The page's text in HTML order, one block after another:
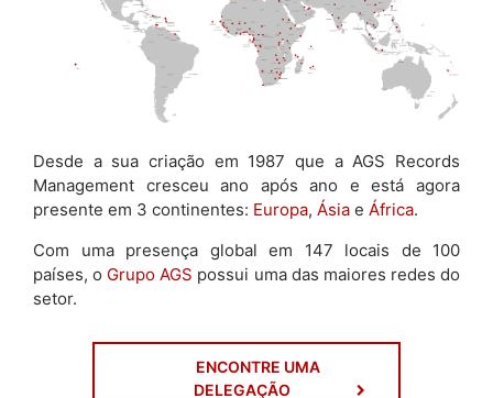
Desde a sua criação em 1987 que a AGS Records
Management cresceu ano após ano e está agora
presente em 3 continentes: Europa, Ásia e África.
Com uma presença global em 147 locais de 100
países, o Grupo AGS possui uma das maiores redes do
setor.
ENCONTRE UMA
DELEGAÇÃO